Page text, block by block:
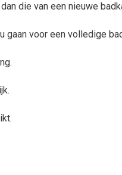
die van een nieuwe
voor een volledige